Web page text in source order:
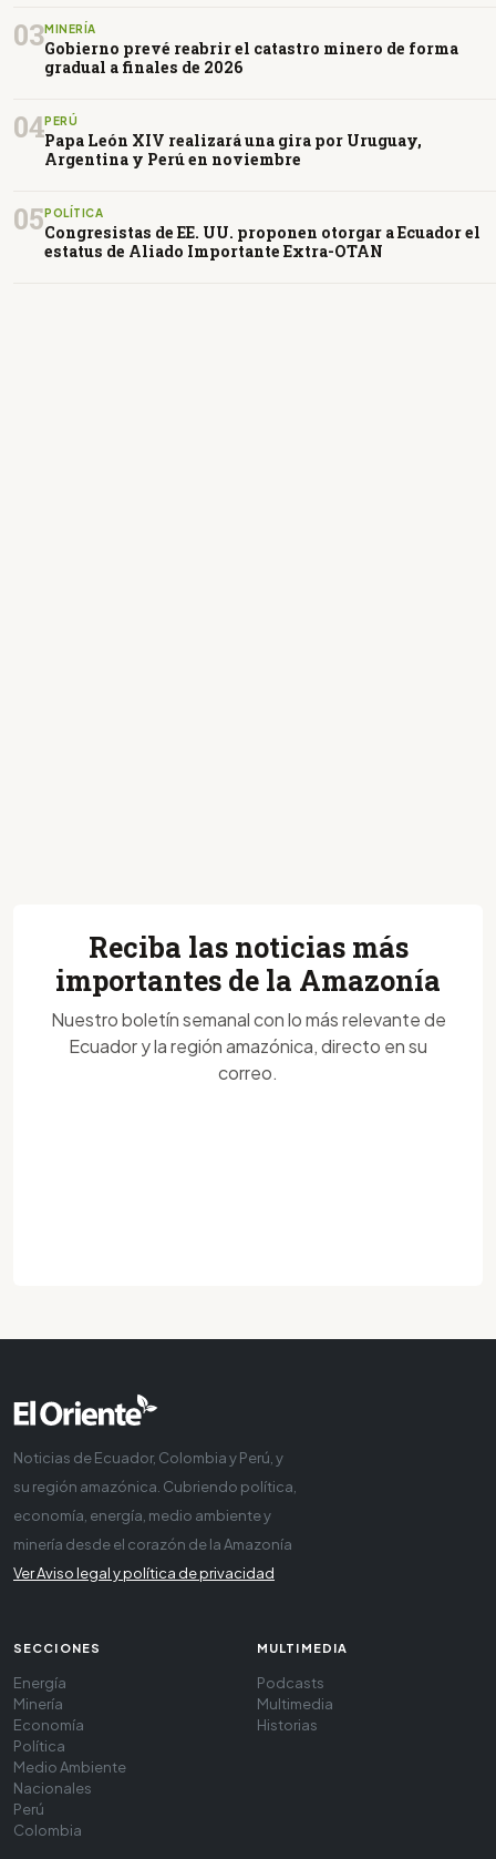
03MINERÍA
Gobierno prevé reabrir el catastro minero de forma
gradual a finales de 2026
04PERÚ
Papa León XIV realizará una gira por Uruguay,
Argentina y Perú en noviembre
05POLÍTICA
Congresistas de EE. UU. proponen otorgar a Ecuador el
estatus de Aliado Importante Extra-OTAN
Reciba las noticias más
importantes de la Amazonía
Nuestro boletín semanal con lo más relevante de
Ecuador y la región amazónica, directo en su
correo.
Noticias de Ecuador, Colombia y Perú, y
su región amazónica. Cubriendo política,
economía, energía, medio ambiente y
minería desde el corazón de la Amazonía
Ver Aviso legal y política de privacidad
SECCIONES
Energía
Minería
Economía
Política
Medio Ambiente
Nacionales
Perú
Colombia
MULTIMEDIA
Podcasts
Multimedia
Historias